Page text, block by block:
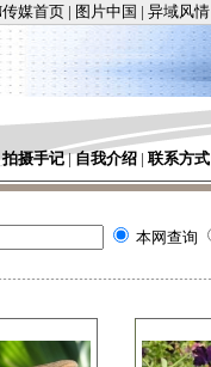
传媒首页 | 图片中国 | 异域风情
拍摄手记|自我介绍 | 联系方式
本网查询